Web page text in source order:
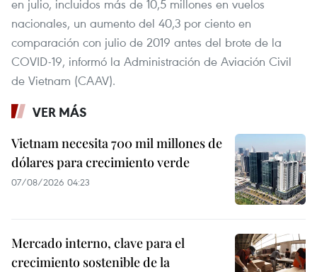
en julio, incluidos más de 10,5 millones en vuelos
nacionales, un aumento del 40,3 por ciento en
comparación con julio de 2019 antes del brote de la
COVID-19, informó la Administración de Aviación Civil
de Vietnam (CAAV).
VER MÁS
Vietnam necesita 700 mil millones de
dólares para crecimiento verde
07/08/2026 04:23
Mercado interno, clave para el
crecimiento sostenible de la